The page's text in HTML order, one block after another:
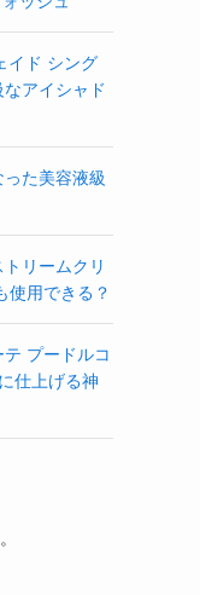
イド シング
アイシャド
った美容液級
リームクリ
使用できる？
テ プードルコ
仕上げる神